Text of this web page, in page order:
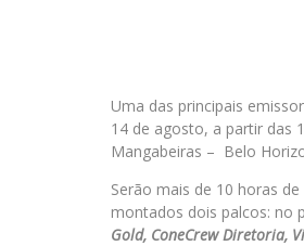
Uma das principais
14 de agosto, a partir das
Mangabeiras – Belo
Serão mais de 10 horas
montados dois palcos: no
Gold, ConeCrew Diretoria,